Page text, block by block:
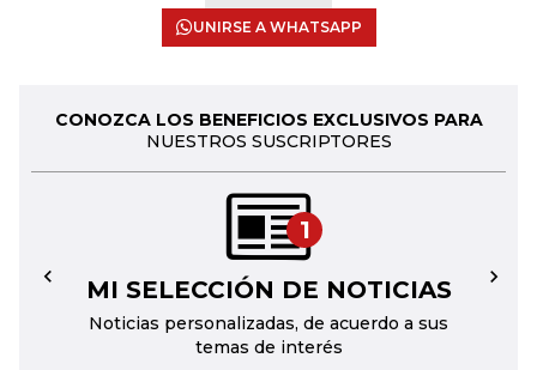
UNIRSE A WHATSAPP
CONOZCA LOS BENEFICIOS EXCLUSIVOS PARA
NUESTROS SUSCRIPTORES
1
MI SELECCIÓN DE NOTICIAS
Noticias personalizadas, de acuerdo a sus
temas de interés
← →